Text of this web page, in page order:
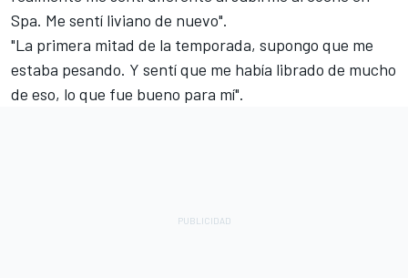
Spa. Me sentí liviano de nuevo".
"La primera mitad de la temporada, supongo que me
estaba pesando. Y sentí que me había librado de mucho
de eso, lo que fue bueno para mí".